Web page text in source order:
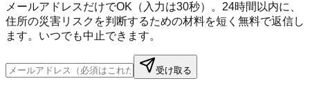
メールアドレスだけでOK（入力は30秒）。24時間以内に、
住所の災害リスクを判断するための材料を短く無料で返信し
ます。いつでも中止できます。
受け取る